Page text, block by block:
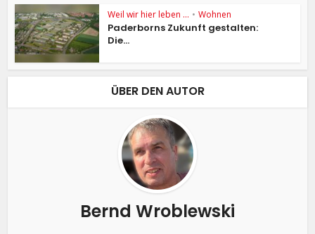
Weil wir hier leben ... • Wohnen
Paderborns Zukunft gestalten:
Die...
ÜBER DEN AUTOR
Bernd Wroblewski